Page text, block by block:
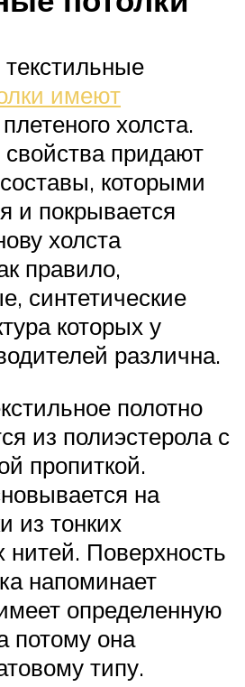
имеют
холста.
придают
которыми
и покрывается
холста
правило,
синтетические
которых у
различна.
полотно
из полиэстерола с
пропиткой.
на
из тонких
нитей. Поверхность
напоминает
определенную
потому она
типу.